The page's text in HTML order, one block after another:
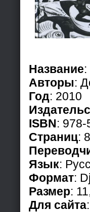
Название
Авторы:
Год: 2010
ISBN:
Страниц:
Язык:
Формат:
Размер:
Для сайта: